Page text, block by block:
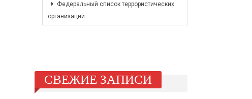
Федеральный список террористических
организаций
СВЕЖИЕ ЗАПИСИ